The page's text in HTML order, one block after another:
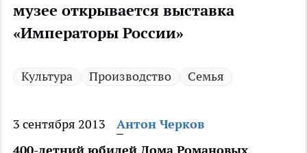
музее открывается выставка
«Императоры России»
Культура Производство Семья
3 сентября 2013
Антон Черков